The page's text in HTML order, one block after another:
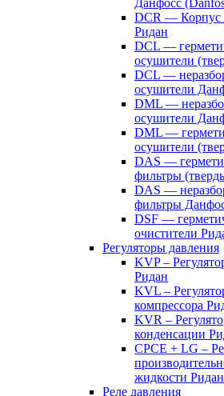
Данфосс
DCR — Корпус
Ридан
DCL —
осушители
DCL —
осушители
DML —
осушители
DML —
осушители
DAS —
фильтры
DAS —
фильтры
DSF —
очистители
Регуляторы давления
KVP –
Ридан
KVL –
компрессора
KVR –
конденсации
CPCE + LG –
жидкости Ридан
Реле давления